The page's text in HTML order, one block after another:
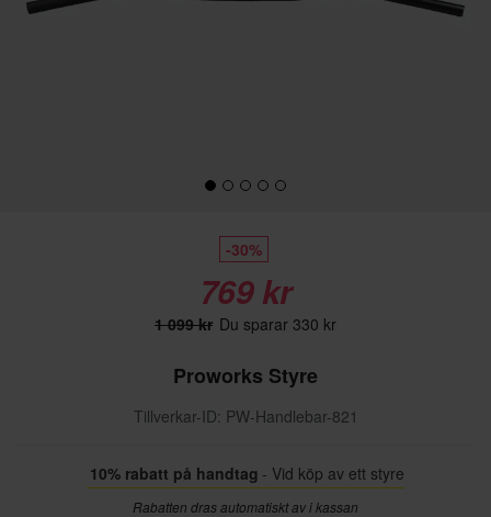
-30%
769 kr
1 099 kr Du sparar 330 kr
Proworks Styre
Tillverkar-ID: PW-Handlebar-821
10% rabatt på handtag - Vid köp av ett styre
Rabatten dras automatiskt av i kassan